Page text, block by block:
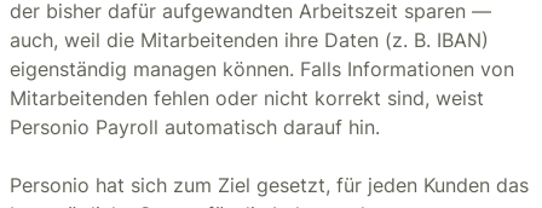
der bisher dafür aufgewandten Arbeitszeit sparen —
auch, weil die Mitarbeitenden ihre Daten (z. B. IBAN)
eigenständig managen können. Falls Informationen von
Mitarbeitenden fehlen oder nicht korrekt sind, weist
Personio Payroll automatisch darauf hin.
Personio hat sich zum Ziel gesetzt, für jeden Kunden das